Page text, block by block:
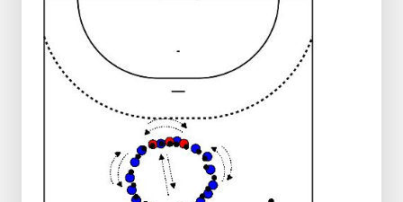
Non rendere la distanza tra i giocatori
troppo lunga all'inizio.
Ogni stazione ha un tempo di lavoro di 1
minuto.